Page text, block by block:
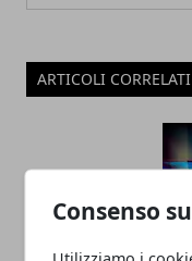
Consenso
ARTICOLI CORRELATI